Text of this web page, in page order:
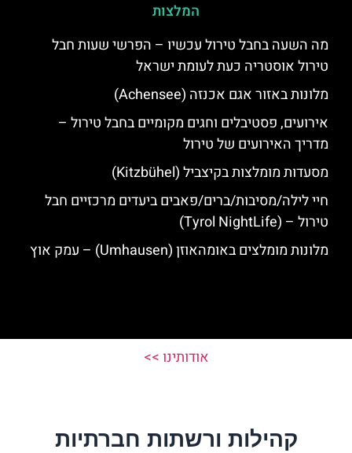
המלצות
מה השעה בחבל טירול עכשיו – הפרשי שעות חבל
טירול אוסטריה כעת לעומת ישראל
מלונות באזור אגם אכנזה (Achensee)
אירועים, פסטיבלים וחגים מקומיים בחבל טירול –
מדריך האירועים של טירול
מסעדות מומלצות בקיצביל (Kitzbühel)
חיי לילה/מסיבות/ברים/פאבים ביעדים מרכזיים חבל
טירול – (Tyrol NightLife)
מלונות מומלצים באומהאוזן (Umhausen) – עמק אוץ
אודותינו >>
קהילות ורשתות חברתיות